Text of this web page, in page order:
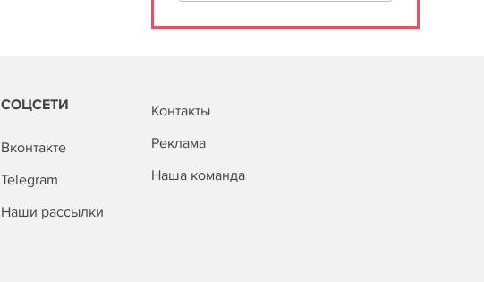
СОЦСЕТИ
Вконтакте
Telegram
Наши рассылки
Контакты
Реклама
Наша команда